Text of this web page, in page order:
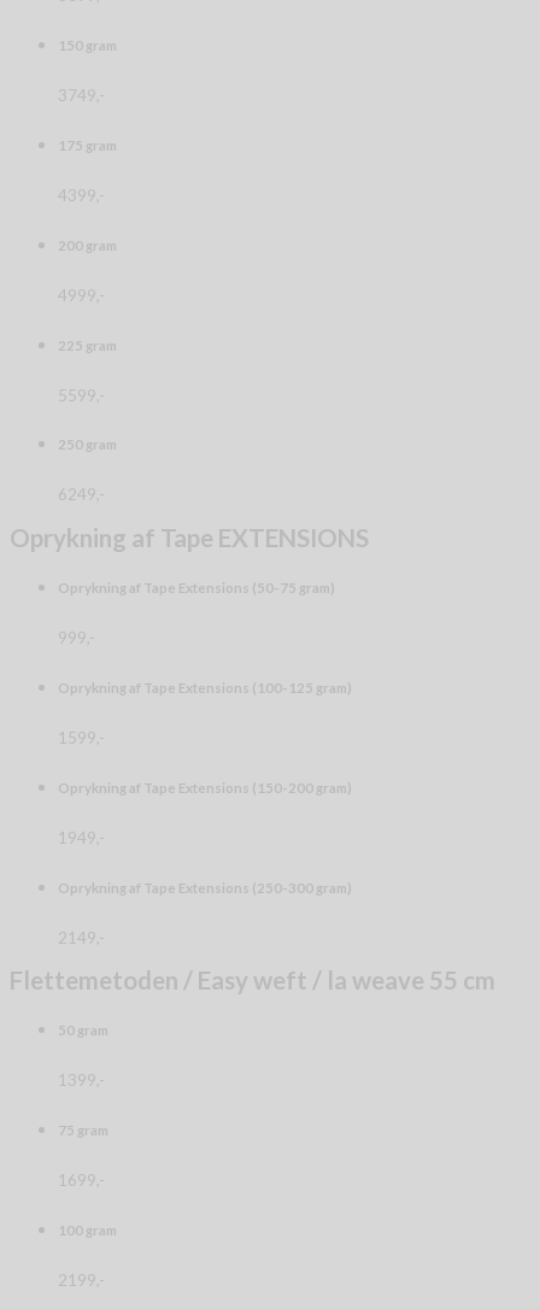
150 gram
3749,-
175 gram
4399,-
200 gram
4999,-
225 gram
5599,-
250 gram
6249,-
Oprykning af Tape EXTENSIONS
Oprykning af Tape Extensions (50-75 gram)
999,-
Oprykning af Tape Extensions (100-125 gram)
1599,-
Oprykning af Tape Extensions (150-200 gram)
1949,-
Oprykning af Tape Extensions (250-300 gram)
2149,-
Flettemetoden / Easy weft / la weave 55 cm
50 gram
1399,-
75 gram
1699,-
100 gram
2199,-